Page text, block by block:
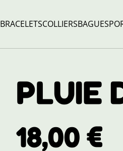
BRACELETSCOLLIERSBAGUES
PLUIE
18,00 €